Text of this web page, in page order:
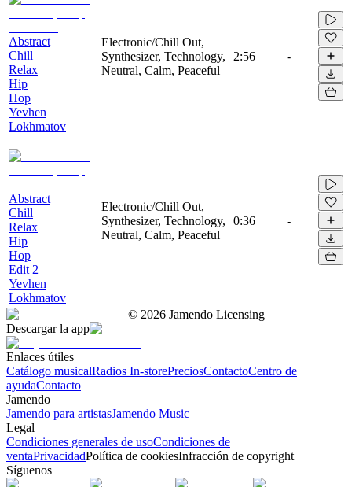
Abstract
Chill
Relax
Hip
Hop
Yevhen
Lokhmatov
Electronic/Chill Out,
Synthesizer, Technology,
Neutral, Calm, Peaceful
2:56 -
Abstract
Chill
Relax
Hip
Hop
Edit 2
Yevhen
Lokhmatov
Electronic/Chill Out,
Synthesizer, Technology,
Neutral, Calm, Peaceful
0:36 -
© 2026 Jamendo Licensing
Descargar la app
Enlaces útiles
Catálogo musicalRadios In-storePreciosContactoCentro de
ayudaContacto
Jamendo
Jamendo para artistasJamendo Music
Legal
Condiciones generales de usoCondiciones de
ventaPrivacidadPolítica de cookiesInfracción de copyright
Síguenos